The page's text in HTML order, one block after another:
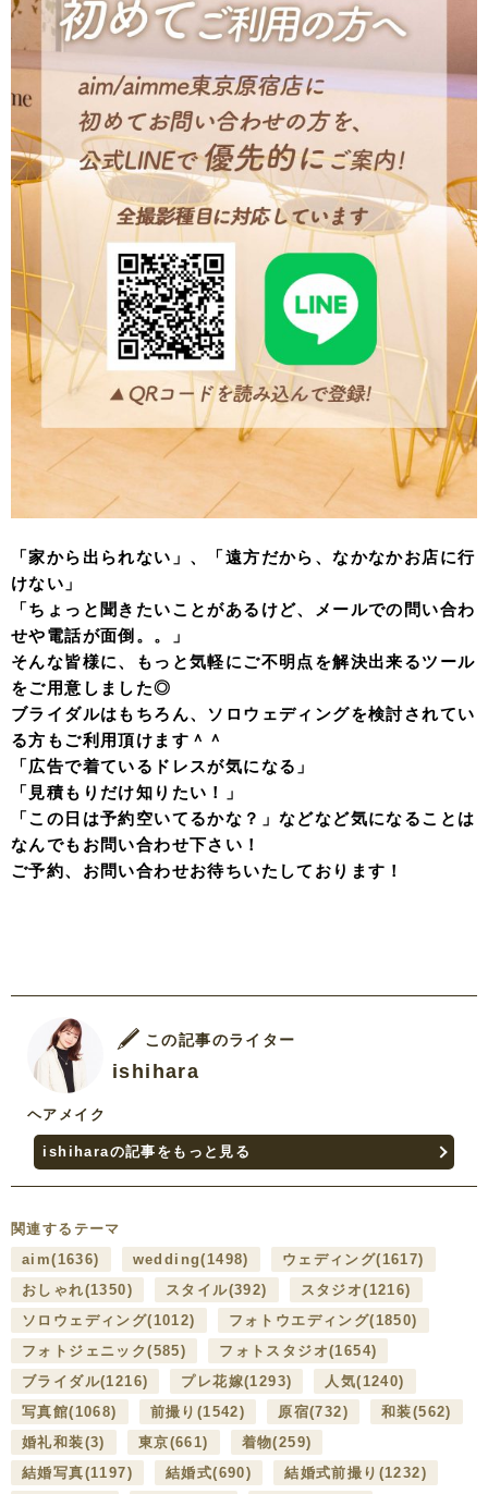
「家から出られない」、「遠方だから、なかなかお店に行
けない」
「ちょっと聞きたいことがあるけど、メールでの問い合わ
せや電話が面倒。。」
そんな皆様に、もっと気軽にご不明点を解決出来るツール
をご用意しました◎
ブライダルはもちろん、ソロウェディングを検討されてい
る方もご利用頂けます＾＾
「広告で着ているドレスが気になる」
「見積もりだけ知りたい！」
「この日は予約空いてるかな？」などなど気になることは
なんでもお問い合わせ下さい！
ご予約、お問い合わせお待ちいたしております！
この記事のライター
ishihara
ヘアメイク
ishiharaの記事をもっと見る
関連するテーマ
aim(1636) wedding(1498) ウェディング(1617)
おしゃれ(1350) スタイル(392) スタジオ(1216)
ソロウェディング(1012) フォトウエディング(1850)
フォトジェニック(585) フォトスタジオ(1654)
ブライダル(1216) プレ花嫁(1293) 人気(1240)
写真館(1068) 前撮り (1542) 原宿(732) 和装(562)
婚礼和装(3) 東京(661) 着物(259)
結婚写真(1197) 結婚式(690) 結婚式前撮り (1232)